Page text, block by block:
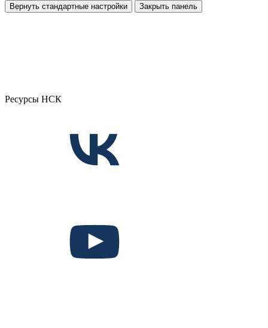
Вернуть стандартные настройки Закрыть панель
Ресурсы НСК